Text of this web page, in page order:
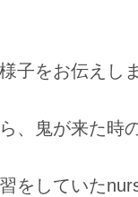
子をお伝えし
、鬼が来た時
をしていた